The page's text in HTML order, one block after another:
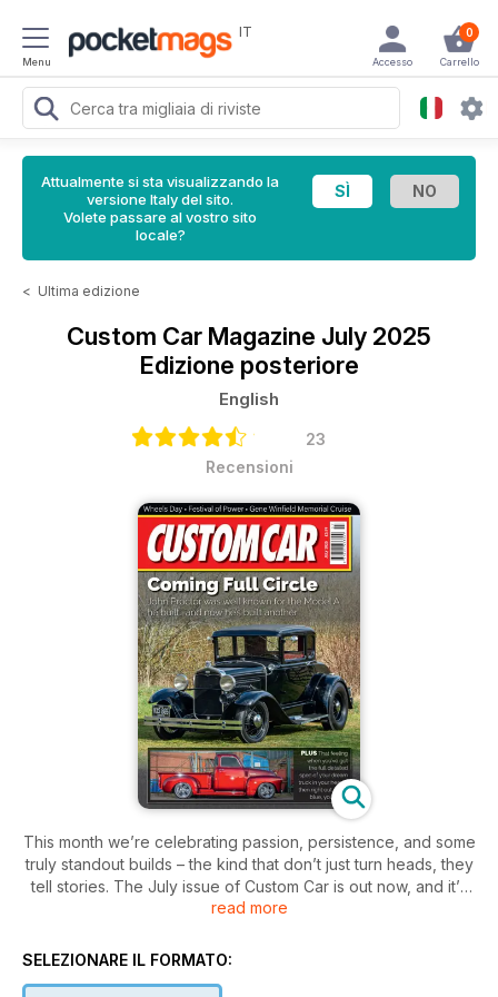
Menu
IT 0
Carrello
Accesso
Attualmente si sta visualizzando la
versione Italy del sito.
Volete passare al vostro sito
locale?
< Ultima edizione
Custom Car Magazine July 2025
Edizione posteriore
English
23
Recensioni
This month we’re celebrating passion, persistence, and some
truly standout builds – the kind that don’t just turn heads, they
tell stories. The July issue of Custom Car is out now, and it’s
brimming with cars built with soul, heritage, and a touch of
read more
SELEZIONARE IL FORMATO: